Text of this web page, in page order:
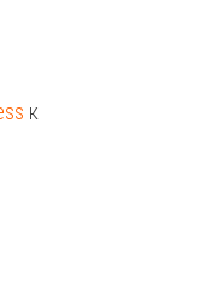
к